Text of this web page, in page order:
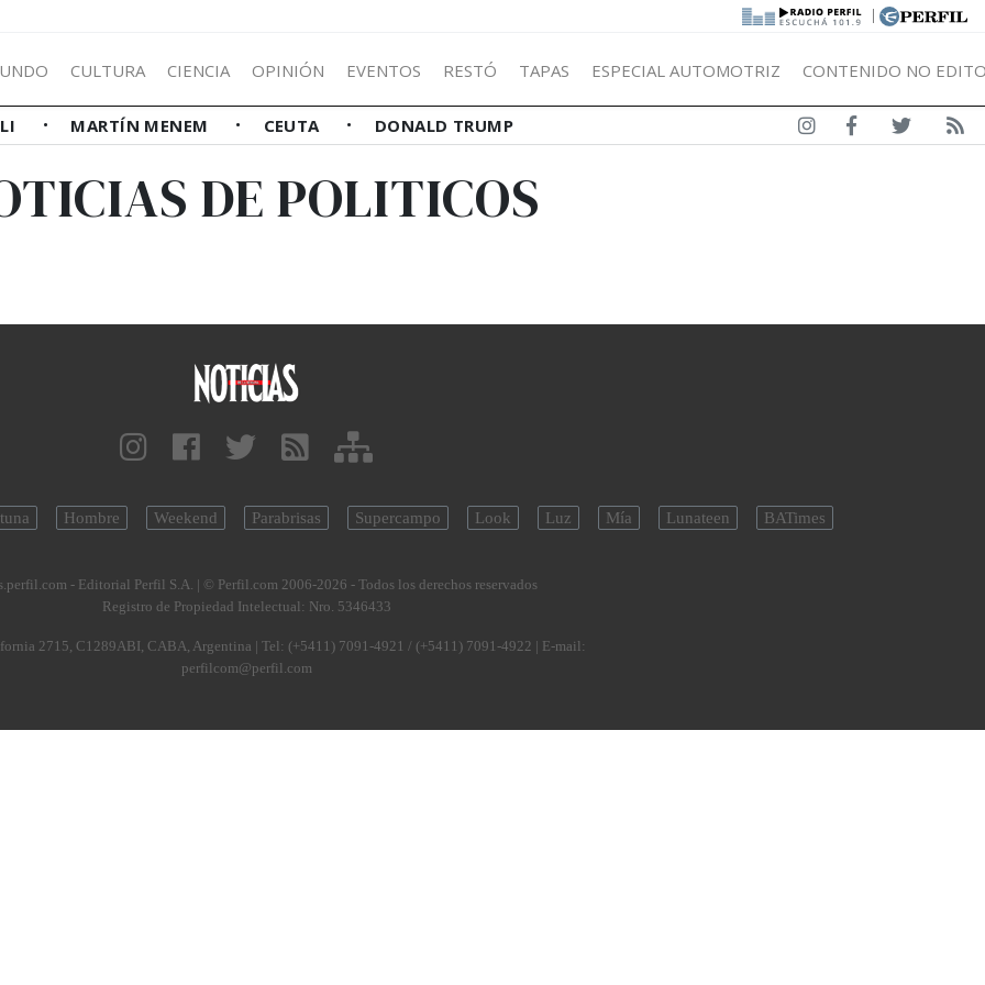
|
CULTURA CIENCIA OPINIÓN EVENTOS RESTÓ TAPAS ESPECIAL AUTOMOTRIZ CONTENIDO NO
MARTÍN MENEM CEUTA DONALD TRUMP
DE POLITICOS
Hombre Weekend Parabrisas Supercampo Look Luz Mía Lunateen BATimes
- Editorial Perfil S.A. | © Perfil.com 2006-2026 - Todos los derechos reservados
Registro de Propiedad Intelectual: Nro. 5346433
2715, C1289ABI, CABA, Argentina | Tel: (+5411) 7091-4921 / (+5411) 7091-4922 | E-mail:
perfilcom@perfil.com